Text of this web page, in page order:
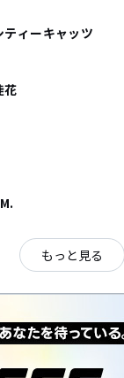
ティーキャッツ
花
もっと見る